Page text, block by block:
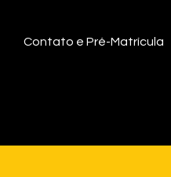
Contato e Pré-Matrícula